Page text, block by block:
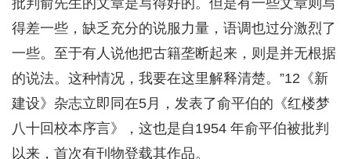
批判俞先生的文章是写得好的。但是有一些文章则写
得差一些，缺乏充分的说服力量，语调也过分激烈了
一些。至于有人说他把古籍垄断起来，则是并无根据
的说法。这种情况，我要在这里解释清楚。”12《新
建设》杂志立即同在5月，发表了俞平伯的《红楼梦
八十回校本序言》，这也是自1954 年俞平伯被批判
以来，首次有刊物登载其作品。